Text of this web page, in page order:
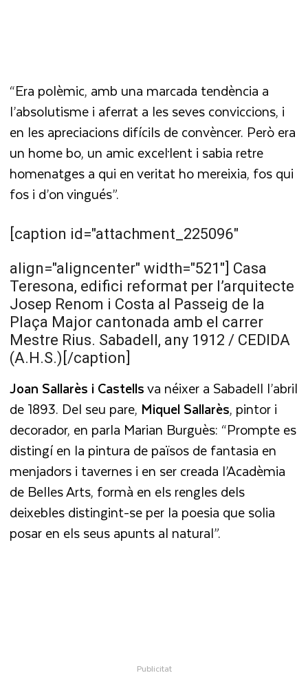
“Era polèmic, amb una marcada tendència a
l’absolutisme i aferrat a les seves conviccions, i
en les apreciacions difícils de convèncer. Però era
un home bo, un amic excel·lent i sabia retre
homenatges a qui en veritat ho mereixia, fos qui
fos i d’on vingués”.
[caption id="attachment_225096"
align="aligncenter" width="521"] Casa
Teresona, edifici reformat per l’arquitecte
Josep Renom i Costa al Passeig de la
Plaça Major cantonada amb el carrer
Mestre Rius. Sabadell, any 1912 / CEDIDA
(A.H.S.)[/caption]
Joan Sallarès i Castellsva néixer a Sabadell l’abril
de 1893. Del seu pare, Miquel Sallarès, pintor i
decorador, en parla Marian Burguès: “Prompte es
distingí en la pintura de països de fantasia en
menjadors i tavernes i en ser creada l’Acadèmia
de Belles Arts, formà en els rengles dels
deixebles distingint-se per la poesia que solia
posar en els seus apunts al natural”.